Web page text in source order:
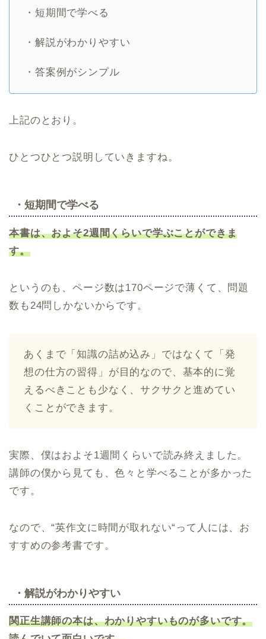
・短期間で学べる
・解説がわかりやすい
・答案例がシンプル
上記のとおり。
ひとつひとつ説明していきますね。
・短期間で学べる
本書は、およそ2週間くらいで学ぶことができま
す。
というのも、ページ数は170ページで薄くて、問題
数も24問しかないからです。
あくまで「知識の詰め込み」ではなくて「発
想の仕方の習得」が目的なので、基本的に覚
えるべきことも少なく、サクサクと進めてい
くことができます。
実際、僕はおよそ1週間くらいで読み終えました。
講師の僕から見ても、色々と学べることが多かった
です。
なので、“英作文に時間が取れない“って人には、お
すすめの参考書です。
・解説がわかりやすい
関正生講師の本は、わかりやすいものが多いです。